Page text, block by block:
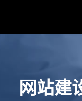
网站建